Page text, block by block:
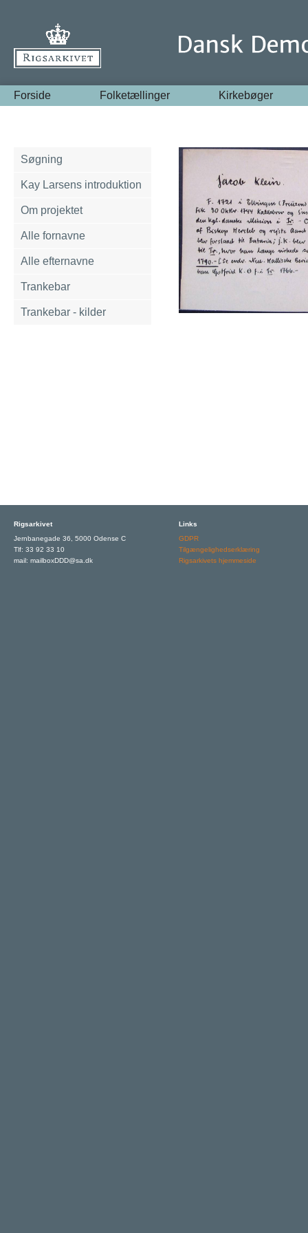
Forside Folketællinger Kirkebøger
Søgning
Kay Larsens introduktion
Om projektet
Alle fornavne
Alle efternavne
Trankebar
Trankebar - kilder
Rigsarkivet
Jernbanegade 36, 5000 Odense C
Tlf: 33 92 33 10
mail: mailboxDDD@sa.dk
Links
GDPR
Tilgængelighedserklæring
Rigsarkivets hjemmeside